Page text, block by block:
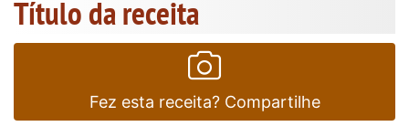
Título da receita
Fez esta receita? Compartilhe